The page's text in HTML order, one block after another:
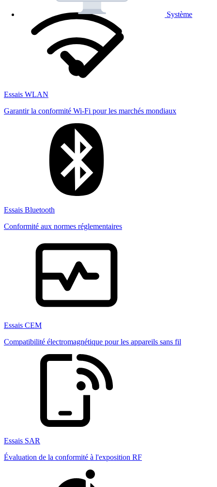
Système
Essais WLAN
Garantir la conformité Wi-Fi pour les marchés mondiaux
Essais Bluetooth
Conformité aux normes réglementaires
Essais CEM
Compatibilité électromagnétique pour les appareils sans fil
Essais SAR
Évaluation de la conformité à l'exposition RF